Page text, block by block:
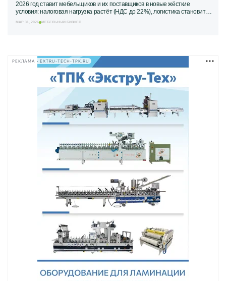
2026 год ставит мебельщиков и их поставщиков в новые жёсткие
условия: налоговая нагрузка растёт (НДС до 22%), логистика становится
менее предсказуемой, а...
МАР 31, 2026 МЕБЕЛЬНЫЙ БИЗНЕС
РЕКЛАМА • EXTRU-TECH-TPK.RU